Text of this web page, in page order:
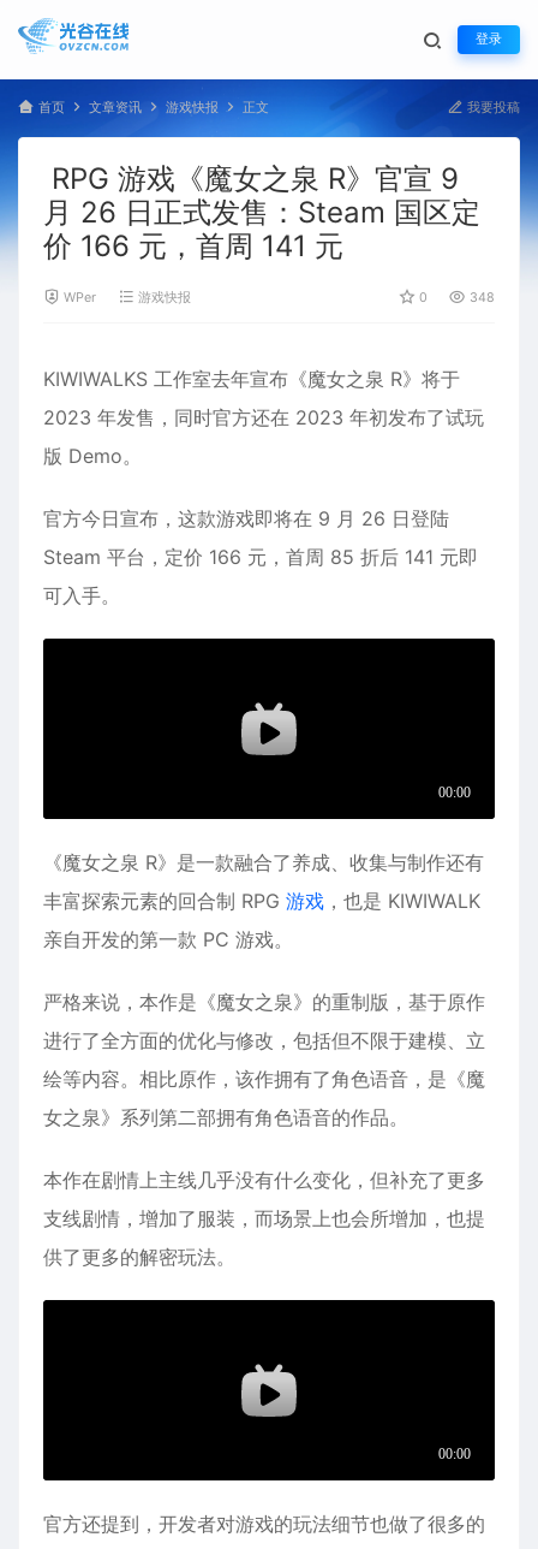
登录
首页 文章资讯 游戏快报 正文 我要投稿
RPG 游戏《魔女之泉 R》官宣 9
月 26 日正式发售：Steam 国区定
价 166 元，首周 141 元
WPer 游戏快报 0 348
KIWIWALKS 工作室去年宣布《魔女之泉 R》将于
2023 年发售，同时官方还在 2023 年初发布了试玩
版 Demo。
官方今日宣布，这款游戏即将在 9 月 26 日登陆
Steam 平台，定价 166 元，首周 85 折后 141 元即
可入手。
《魔女之泉 R》是一款融合了养成、收集与制作还有
丰富探索元素的回合制 RPG 游戏 ，也是 KIWIWALK
亲自开发的第一款 PC 游戏。
严格来说，本作是《魔女之泉》的重制版，基于原作
进行了全方面的优化与修改，包括但不限于建模、立
绘等内容。相比原作，该作拥有了角色语音，是《魔
女之泉》系列第二部拥有角色语音的作品。
本作在剧情上主线几乎没有什么变化，但补充了更多
支线剧情，增加了服装，而场景上也会所增加，也提
供了更多的解密玩法。
官方还提到，开发者对游戏的玩法细节也做了很多的